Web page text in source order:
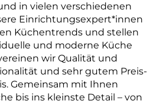
in vielen verschiedenen
Einrichtungsexpert*innen
Küchentrends und stellen
und moderne Küche
wir Qualität und
und sehr gutem Preis-
Gemeinsam mit Ihnen
bis ins kleinste Detail – von